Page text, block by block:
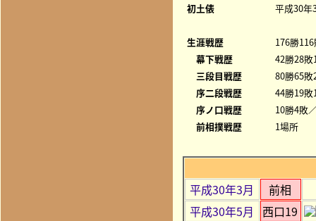
初土俵
平成30年
生涯戦歴
176勝
幕下戦歴
42勝28
三段目戦歴
80勝65
序二段戦歴
44勝19
序ノ口戦歴
10勝4敗
前相撲戦歴
1場所
平成30年3月
前相
平成30年5月
西口19